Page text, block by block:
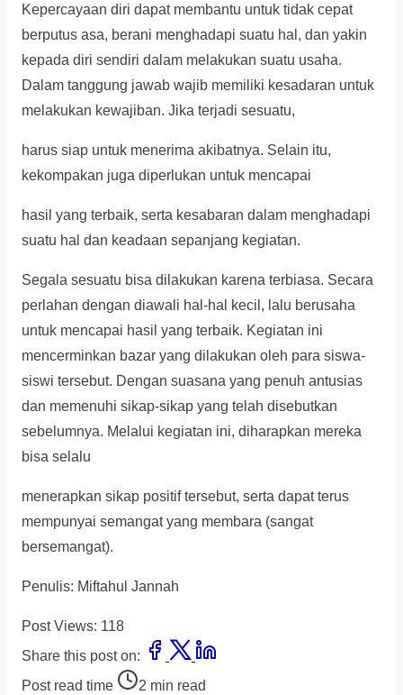
Kepercayaan diri dapat membantu untuk tidak cepat
berputus asa, berani menghadapi suatu hal, dan yakin
kepada diri sendiri dalam melakukan suatu usaha.
Dalam tanggung jawab wajib memiliki kesadaran untuk
melakukan kewajiban. Jika terjadi sesuatu,
harus siap untuk menerima akibatnya. Selain itu,
kekompakan juga diperlukan untuk mencapai
hasil yang terbaik, serta kesabaran dalam menghadapi
suatu hal dan keadaan sepanjang kegiatan.
Segala sesuatu bisa dilakukan karena terbiasa. Secara
perlahan dengan diawali hal-hal kecil, lalu berusaha
untuk mencapai hasil yang terbaik. Kegiatan ini
mencerminkan bazar yang dilakukan oleh para siswa-
siswi tersebut. Dengan suasana yang penuh antusias
dan memenuhi sikap-sikap yang telah disebutkan
sebelumnya. Melalui kegiatan ini, diharapkan mereka
bisa selalu
menerapkan sikap positif tersebut, serta dapat terus
mempunyai semangat yang membara (sangat
bersemangat).
Penulis: Miftahul Jannah
Post Views: 118
Share this post on:
Post read time
2 min read